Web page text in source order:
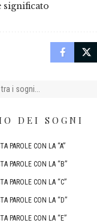
significato
DEI SOGNI
PAROLE CON LA “A”
PAROLE CON LA “B”
PAROLE CON LA “C”
PAROLE CON LA “D”
PAROLE CON LA “E”